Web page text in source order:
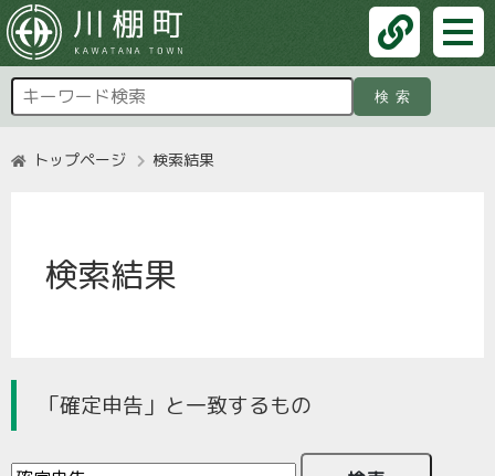
検索
トップページ 検索結果
検索結果
「確定申告」と一致するもの